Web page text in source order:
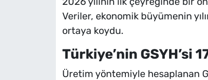
Veriler, ekonomik büyümenin
ortaya koydu.
Türkiye’nin GSYH’si
Üretim yöntemiyle hesaplanan